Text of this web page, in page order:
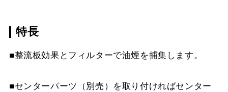
YMP33-MKR570 S
YMP23-MKR570
¥5,720（税抜価格 ￥
MKR-CP6050 BK
MKR-CP6060 BK ¥32,560（税抜価格 ￥
MKR-CP6050 W ¥32,560（税抜価格 ￥
特長
■整流板効果とフィルターで油煙を捕集します。
■センターパーツ（別売）を取り付ければセンター